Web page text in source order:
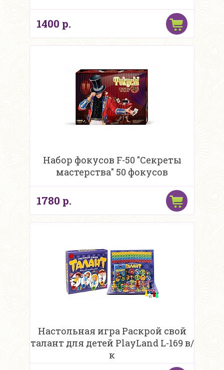
1400 р.
Набор фокусов F-50 "Секреты
мастерства" 50 фокусов
1780 р.
Настольная игра Раскрой свой
талант для детей PlayLand L-169 в/
к